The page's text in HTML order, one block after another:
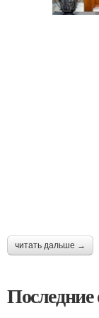
читать дальше →
Последние